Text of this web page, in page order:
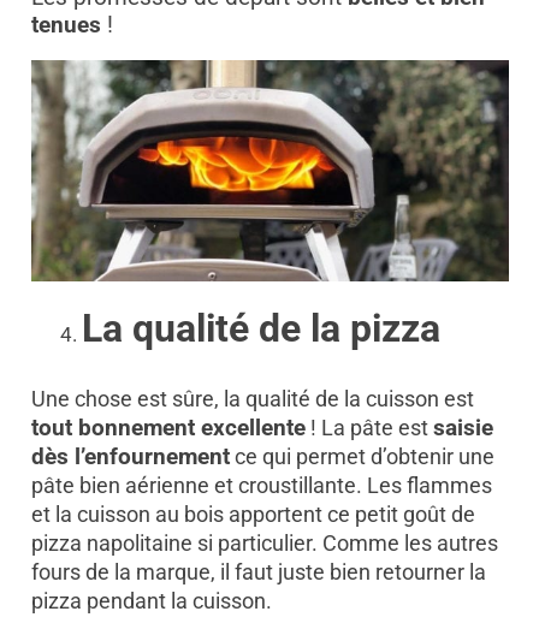
tenues !
La qualité de la pizza
Une chose est sûre, la qualité de la cuisson est
tout bonnement excellente! La pâte estsaisie
dès l’enfournementce qui permet d’obtenir une
pâte bien aérienne et croustillante. Les flammes
et la cuisson au bois apportent ce petit goût de
pizza napolitaine si particulier. Comme les autres
fours de la marque, il faut juste bien retourner la
pizza pendant la cuisson.